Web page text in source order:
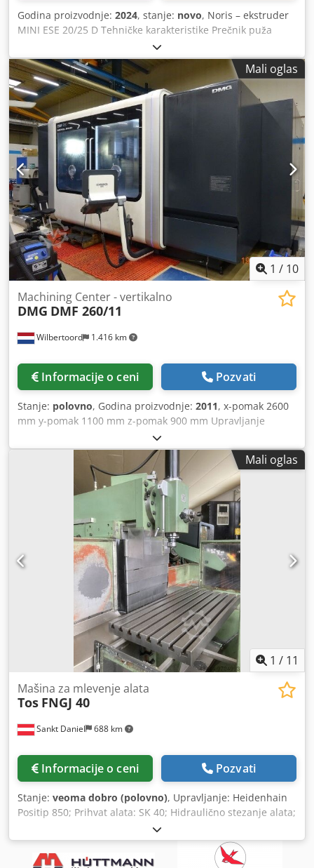
Godina proizvodnje: 2024, stanje: novo, Noris – ekstruder
MINI ESE 20/25 D Tehničke karakteristike Prečnik puža
[mm] 20 Dužina puža [L/D] 25 Brzina rotacije puža [min-1]
20-200 min-1 Aksijalni pritisak puža [bar] 300, stalno
opterećenje 350, maksimalno Pogon: trofazni motor sa
frekventnim pretvaračem Snaga pogona [kW] maks. 2,5
Planetarni reduktor sa integrisanim aksijalnim ležajem
Težina [kg] oko 160 Dimenzije [Dx Šx V] [mm] oko 1050 x
600 x 1590 *) Električni priključci 3 / N / PE Naponski napon
[V] 400 pri 50 Hz Upravljački napon [V] 230 Regulacija
temperature: električni grejači otpornosti, izvedeni od
sljude. Maks. temperatura obrade [°C] 300 Električni
ormarić i upravljačka ploča Elektroinstalacija ekstrudera se
nalazi u postolju mašine. Postolje sadrži sve potrebne
sklopne, upravljačke i indikatorske uređaje. Zona dovodnog
materijala je hlađena vodom, priključak za vodu je
obezbeđen od strane kupca, a rashladna jedinica za
hlađenje vode nije uključena u ponudu. Alati za ekstruder
nisu deo ponude. Dwodpfx Aohx Elfsdhja
Mali oglas
1 / 10
Wilbertoord 1.416 km
Machining Center - vertikalno
DMG DMF 260/11
Informacije o ceni Pozvati
Stanje: polovno, Godina proizvodnje: 2011, x-pomak 2600
mm y-pomak 1100 mm z-pomak 900 mm Upravljanje
Heidenhain 530 b-os +/- 110° Težina mašine cca. 25050 kg
HSK63 Dwodpfey Sbl Sox Adhsa Magacin za 30 alata 18000
Mali oglas
1 / 11
Sankt Daniel 688 km
Mašina za mlevenje alata
Tos FNGJ 40
Informacije o ceni Pozvati
Stanje: veoma dobro (polovno), Upravljanje: Heidenhain
Positip 850; Prihvat alata: SK 40; Hidraulično stezanje alata;
Hod pinole: 100 mm; Sto: 800x480 mm; Parcijalni hodovi: x-
600 mm, y-400 mm, z-400 mm; Brzi pomaci; Posmaci: 63-
800 mm/min (18 stepeni); Obrtaji: 63-3150 o/min (18